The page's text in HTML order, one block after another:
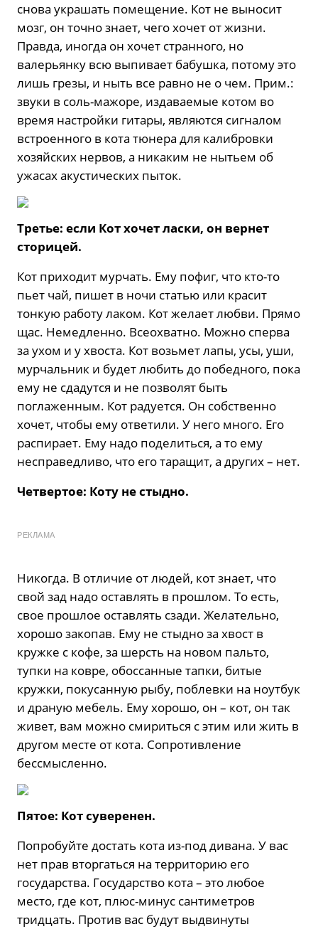
снова украшать помещение. Кот не выносит
мозг, он точно знает, чего хочет от жизни.
Правда, иногда он хочет странного, но
валерьянку всю выпивает бабушка, потому это
лишь грезы, и ныть все равно не о чем. Прим.:
звуки в соль-мажоре, издаваемые котом во
время настройки гитары, являются сигналом
встроенного в кота тюнера для калибровки
хозяйских нервов, а никаким не нытьем об
ужасах акустических пыток.
Третье: если Кот хочет ласки, он вернет
сторицей.
Кот приходит мурчать. Ему пофиг, что кто-то
пьет чай, пишет в ночи статью или красит
тонкую работу лаком. Кот желает любви. Прямо
щас. Немедленно. Всеохватно. Можно сперва
за ухом и у хвоста. Кот возьмет лапы, усы, уши,
мурчальник и будет любить до победного, пока
ему не сдадутся и не позволят быть
поглаженным. Кот радуется. Он собственно
хочет, чтобы ему ответили. У него много. Его
распирает. Ему надо поделиться, а то ему
несправедливо, что его таращит, а других – нет.
Четвертое: Коту не стыдно.
РЕКЛАМА
Никогда. В отличие от людей, кот знает, что
свой зад надо оставлять в прошлом. То есть,
свое прошлое оставлять сзади. Желательно,
хорошо закопав. Ему не стыдно за хвост в
кружке с кофе, за шерсть на новом пальто,
тупки на ковре, обоссанные тапки, битые
кружки, покусанную рыбу, поблевки на ноутбук
и драную мебель. Ему хорошо, он – кот, он так
живет, вам можно смириться с этим или жить в
другом месте от кота. Сопротивление
бессмысленно.
Пятое: Кот суверенен.
Попробуйте достать кота из-под дивана. У вас
нет прав вторгаться на территорию его
государства. Государство кота – это любое
место, где кот, плюс-минус сантиметров
тридцать. Против вас будут выдвинуты